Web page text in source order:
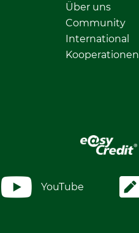
Über uns
Community
International
Kooperationen
YouTube